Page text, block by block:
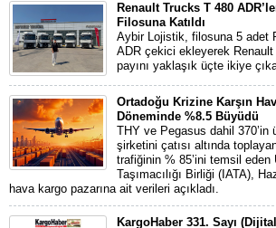
Renault Trucks T 480
Filosuna Katıldı
Aybir Lojistik, filosuna 5 adet
ADR çekici ekleyerek Renault
payını yaklaşık üçte ikiye
Ortadoğu Krizine Karşın
Döneminde %8.5 Büyüdü
THY ve Pegasus dahil 370’in
şirketini çatısı altında
trafiğinin % 85’ini temsil eden
Taşımacılığı Birliği (IATA),
hava kargo pazarına ait verileri açıkladı.
KargoHaber 331. Sayı